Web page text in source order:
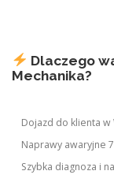
Dlaczego
Mechanika?
Dojazd do klienta w
Naprawy awaryjne
Szybka diagnoza i